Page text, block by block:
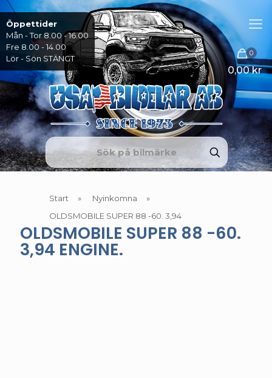
0
0,00 kr
Öppettider
Mån - Tor 8.00 - 16.00
Fre 8.00 - 14.00
Lör - Sön STÄNGT
Start » Nyinkomna
»
OLDSMOBILE SUPER 88 -60. 3,94
OLDSMOBILE SUPER 88 -60.
3,94 ENGINE.